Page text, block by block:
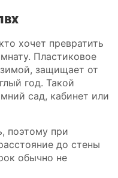
хочет превратить
Пластиковое
защищает от
год. Такой
сад, кабинет или
поэтому при
до стены
обычно не